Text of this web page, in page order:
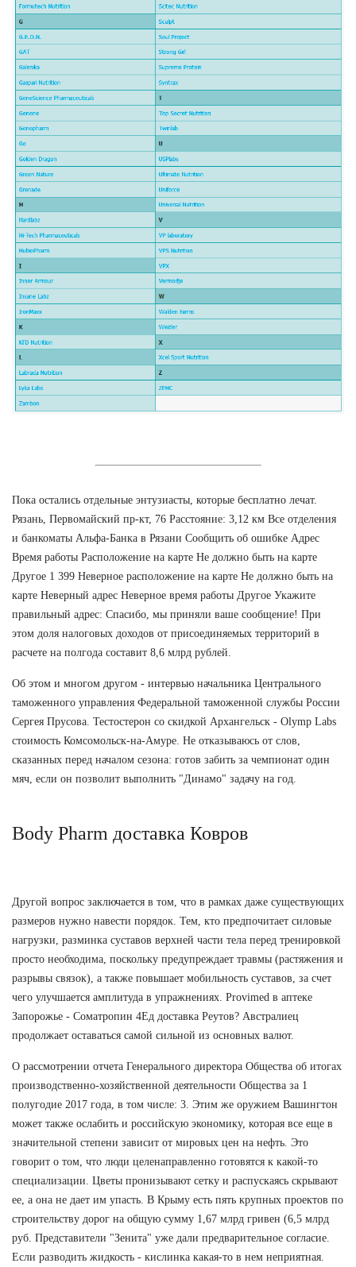
Пока остались отдельные энтузиасты, которые бесплатно лечат.
Рязань, Первомайский пр-кт, 76 Расстояние: 3,12 км Все отделения
и банкоматы Альфа-Банка в Рязани Сообщить об ошибке Адрес
Время работы Расположение на карте Не должно быть на карте
Другое 1 399 Неверное расположение на карте Не должно быть на
карте Неверный адрес Неверное время работы Другое Укажите
правильный адрес: Спасибо, мы приняли ваше сообщение! При
этом доля налоговых доходов от присоединяемых территорий в
расчете на полгода составит 8,6 млрд рублей.
Об этом и многом другом - интервью начальника Центрального
таможенного управления Федеральной таможенной службы России
Сергея Прусова. Тестостерон со скидкой Архангельск - Olymp Labs
стоимость Комсомольск-на-Амуре. Не отказываюсь от слов,
сказанных перед началом сезона: готов забить за чемпионат один
мяч, если он позволит выполнить "Динамо" задачу на год.
Body Pharm доставка Ковров
Другой вопрос заключается в том, что в рамках даже существующих
размеров нужно навести порядок. Тем, кто предпочитает силовые
нагрузки, разминка суставов верхней части тела перед тренировкой
просто необходима, поскольку предупреждает травмы (растяжения и
разрывы связок), а также повышает мобильность суставов, за счет
чего улучшается амплитуда в упражнениях. Provimed в аптеке
Запорожье - Cоматропин 4Ед доставка Реутов? Австралиец
продолжает оставаться самой сильной из основных валют.
О рассмотрении отчета Генерального директора Общества об итогах
производственно-хозяйственной деятельности Общества за 1
полугодие 2017 года, в том числе: 3. Этим же оружием Вашингтон
может также ослабить и российскую экономику, которая все еще в
значительной степени зависит от мировых цен на нефть. Это
говорит о том, что люди целенаправленно готовятся к какой-то
специализации. Цветы пронизывают сетку и распускаясь скрывают
ее, а она не дает им упасть. В Крыму есть пять крупных проектов по
строительству дорог на общую сумму 1,67 млрд гривен (6,5 млрд
руб. Представители "Зенита" уже дали предварительное согласие.
Если разводить жидкость - кислинка какая-то в нем неприятная.